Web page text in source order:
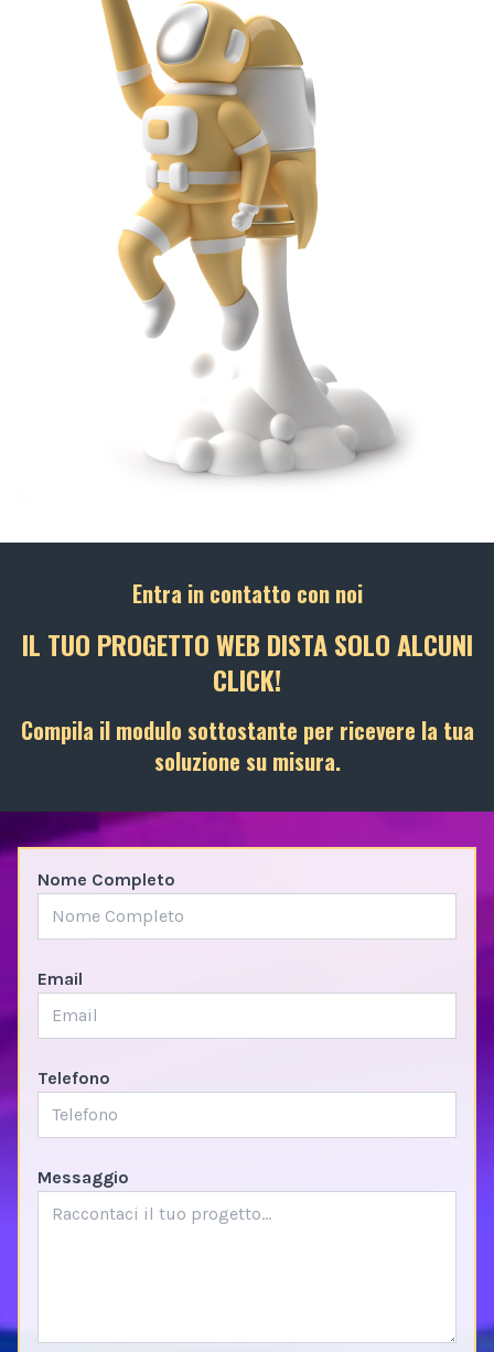
Entra in contatto con noi
IL TUO PROGETTO WEB DISTA SOLO ALCUNI
CLICK!
Compila il modulo sottostante per ricevere la tua
soluzione su misura.
Nome Completo
Email
Telefono
Messaggio